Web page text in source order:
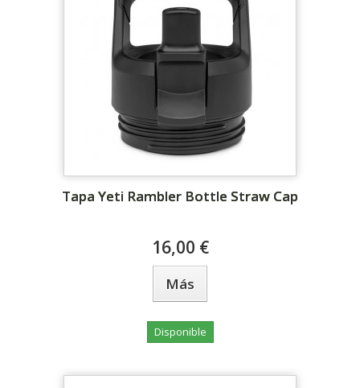
Tapa Yeti Rambler Bottle Straw Cap
16,00 €
Más
Disponible